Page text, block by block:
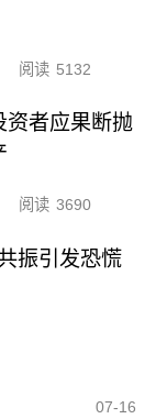
阅读 5132
资者应果断抛
阅读 3690
振引发恐慌
07-16